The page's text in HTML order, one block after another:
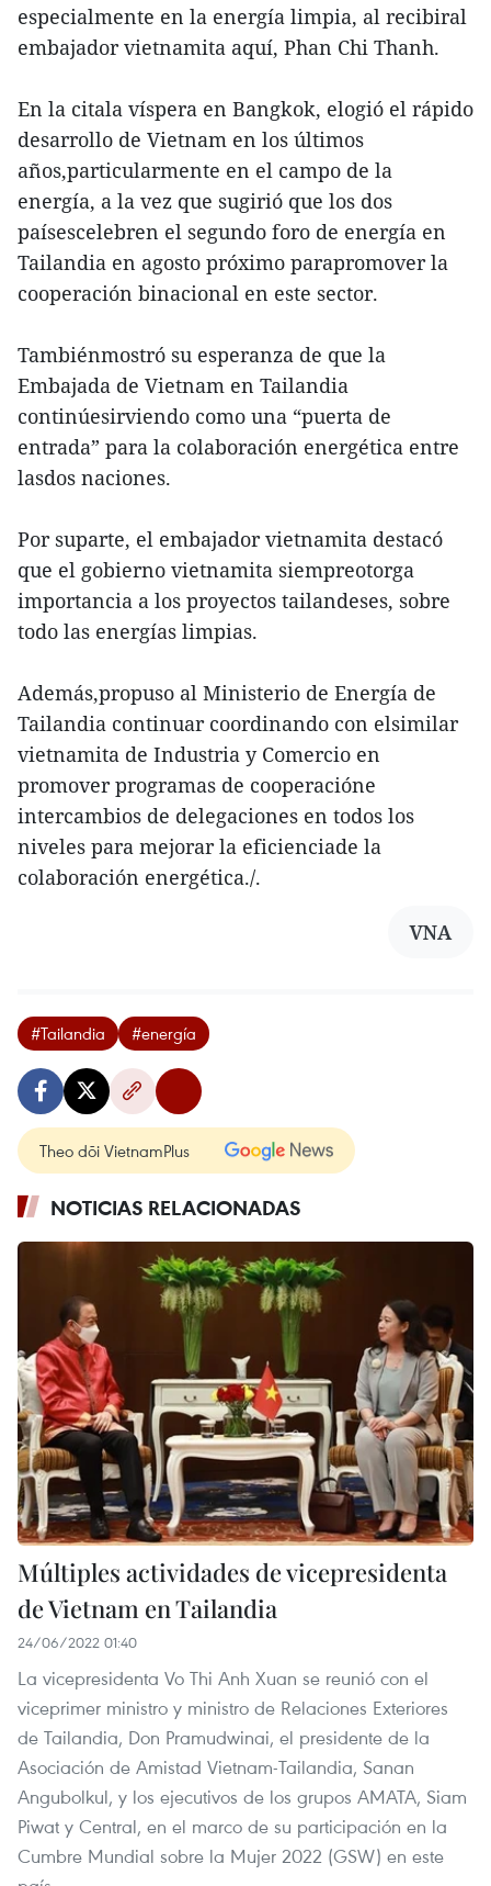
especialmente en la energía limpia, al recibiral
embajador vietnamita aquí, Phan Chi Thanh.
En la citala víspera en Bangkok, elogió el rápido
desarrollo de Vietnam en los últimos
años,particularmente en el campo de la
energía, a la vez que sugirió que los dos
paísescelebren el segundo foro de energía en
Tailandia en agosto próximo parapromover la
cooperación binacional en este sector.
Tambiénmostró su esperanza de que la
Embajada de Vietnam en Tailandia
continúesirviendo como una “puerta de
entrada” para la colaboración energética entre
lasdos naciones.
Por suparte, el embajador vietnamita destacó
que el gobierno vietnamita siempreotorga
importancia a los proyectos tailandeses, sobre
todo las energías limpias.
Además,propuso al Ministerio de Energía de
Tailandia continuar coordinando con elsimilar
vietnamita de Industria y Comercio en
promover programas de cooperacióne
intercambios de delegaciones en todos los
niveles para mejorar la eficienciade la
colaboración energética./.
VNA
#Tailandia #energía
Theo dõi VietnamPlus
NOTICIAS RELACIONADAS
Múltiples actividades de vicepresidenta
de Vietnam en Tailandia
24/06/2022 01:40
La vicepresidenta Vo Thi Anh Xuan se reunió con el
viceprimer ministro y ministro de Relaciones Exteriores
de Tailandia, Don Pramudwinai, el presidente de la
Asociación de Amistad Vietnam-Tailandia, Sanan
Angubolkul, y los ejecutivos de los grupos AMATA, Siam
Piwat y Central, en el marco de su participación en la
Cumbre Mundial sobre la Mujer 2022 (GSW) en este